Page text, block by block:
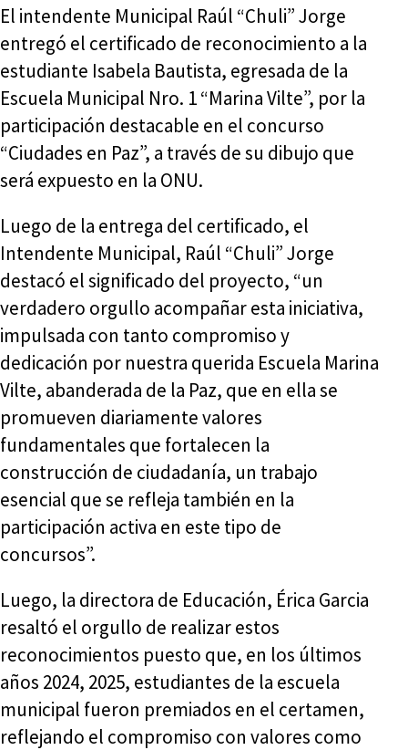
El intendente Municipal Raúl “Chuli” Jorge
entregó el certificado de reconocimiento a la
estudiante Isabela Bautista, egresada de la
Escuela Municipal Nro. 1 “Marina Vilte”, por la
participación destacable en el concurso
“Ciudades en Paz”, a través de su dibujo que
será expuesto en la ONU.
Luego de la entrega del certificado, el
Intendente Municipal, Raúl “Chuli” Jorge
destacó el significado del proyecto, “un
verdadero orgullo acompañar esta iniciativa,
impulsada con tanto compromiso y
dedicación por nuestra querida Escuela Marina
Vilte, abanderada de la Paz, que en ella se
promueven diariamente valores
fundamentales que fortalecen la
construcción de ciudadanía, un trabajo
esencial que se refleja también en la
participación activa en este tipo de
concursos”.
Luego, la directora de Educación, Érica Garcia
resaltó el orgullo de realizar estos
reconocimientos puesto que, en los últimos
años 2024, 2025, estudiantes de la escuela
municipal fueron premiados en el certamen,
reflejando el compromiso con valores como